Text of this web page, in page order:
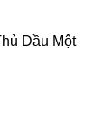
Dầu Một